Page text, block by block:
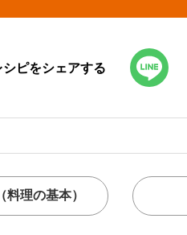
シピをシェアする
（料理の基本）